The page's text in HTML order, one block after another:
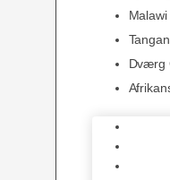
Dværg